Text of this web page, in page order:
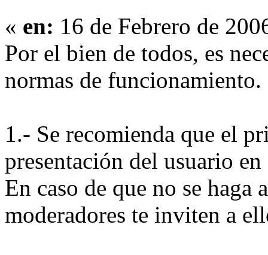
« en: 16 de Febrero de
Por el bien de todos, es
normas de funcionamiento.
1.- Se recomienda que el
presentación del usuario
En caso de que no se haga
moderadores te inviten a